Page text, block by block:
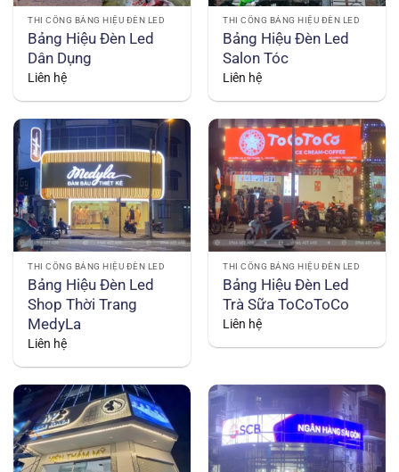
THI CÔNG BẢNG HIỆU ĐÈN LED
Bảng Hiệu Đèn Led
Dân Dụng
Liên hệ
THI CÔNG BẢNG HIỆU ĐÈN LED
Bảng Hiệu Đèn Led
Salon Tóc
Liên hệ
THI CÔNG BẢNG HIỆU ĐÈN LED
Bảng Hiệu Đèn Led
Shop Thời Trang
MedyLa
Liên hệ
THI CÔNG BẢNG HIỆU ĐÈN LED
Bảng Hiệu Đèn Led
Trà Sữa ToCoToCo
Liên hệ